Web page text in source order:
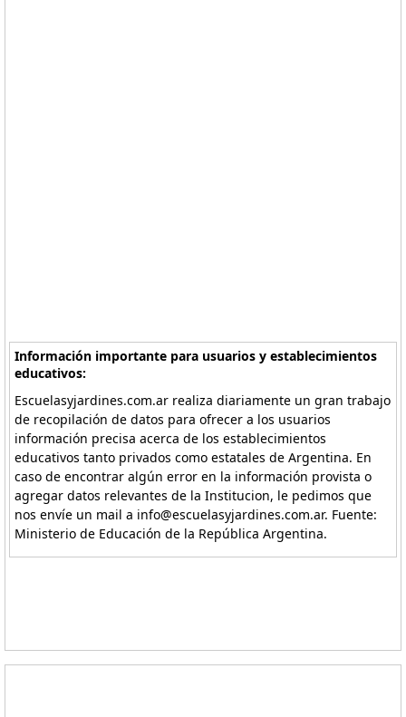
Información importante para usuarios y establecimientos
educativos:
Escuelasyjardines.com.ar realiza diariamente un gran trabajo
de recopilación de datos para ofrecer a los usuarios
información precisa acerca de los establecimientos
educativos tanto privados como estatales de Argentina. En
caso de encontrar algún error en la información provista o
agregar datos relevantes de la Institucion, le pedimos que
nos envíe un mail a info@escuelasyjardines.com.ar. Fuente:
Ministerio de Educación de la República Argentina.